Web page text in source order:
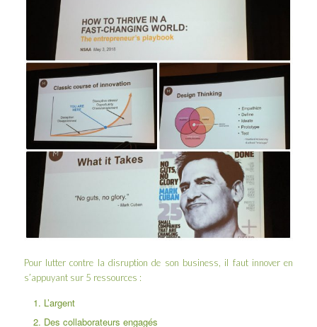
Pour lutter contre la disruption de son business, il faut innover en
s’appuyant sur 5 ressources :
L’argent
Des collaborateurs engagés